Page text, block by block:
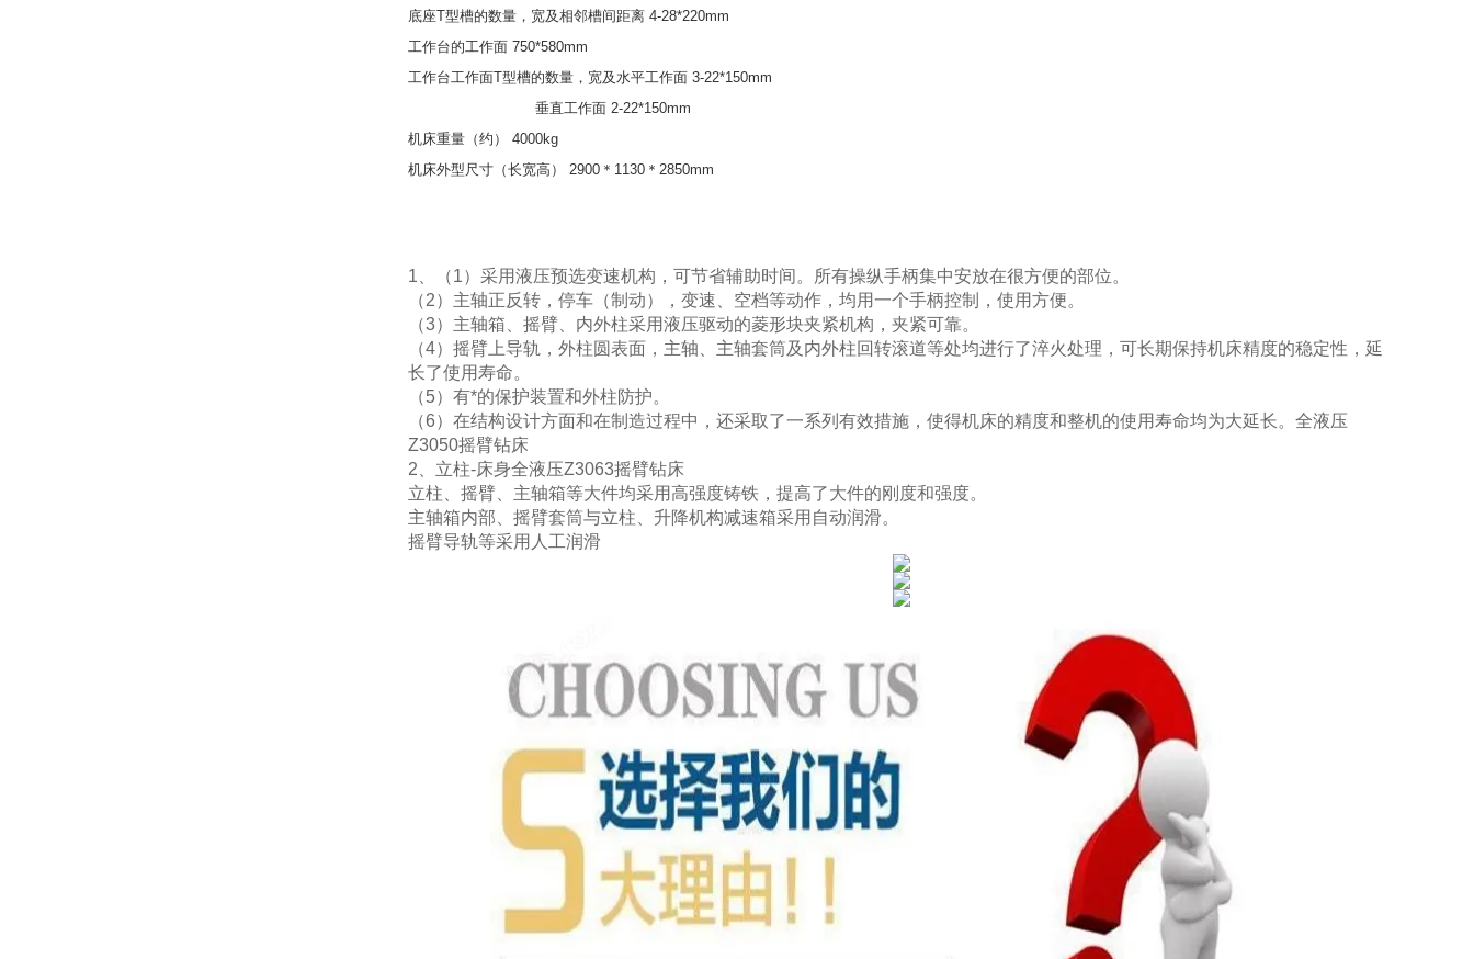
底座T型槽的数量，宽及相邻槽间距离 4-28*220mm
工作台的工作面 750*580mm
工作台工作面T型槽的数量，宽及水平工作面 3-22*150mm
垂直工作面 2-22*150mm
机床重量（约） 4000kg
机床外型尺寸（长宽高） 2900＊1130＊2850mm
1、（1）采用液压预选变速机构，可节省辅助时间。所有操纵手柄集中安放在很方便的部位。
（2）主轴正反转，停车（制动），变速、空档等动作，均用一个手柄控制，使用方便。
（3）主轴箱、摇臂、内外柱采用液压驱动的菱形块夹紧机构，夹紧可靠。
（4）摇臂上导轨，外柱圆表面，主轴、主轴套筒及内外柱回转滚道等处均进行了淬火处理，可长期保持机床精度的稳定性，延
长了使用寿命。
（5）有*的保护装置和外柱防护。
（6）在结构设计方面和在制造过程中，还采取了一系列有效措施，使得机床的精度和整机的使用寿命均为大延长。全液压
Z3050摇臂钻床
2、立柱-床身全液压Z3063摇臂钻床
立柱、摇臂、主轴箱等大件均采用高强度铸铁，提高了大件的刚度和强度。
主轴箱内部、摇臂套筒与立柱、升降机构减速箱采用自动润滑。
摇臂导轨等采用人工润滑